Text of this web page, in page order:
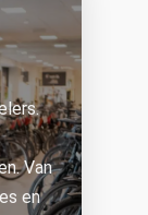
Van
en